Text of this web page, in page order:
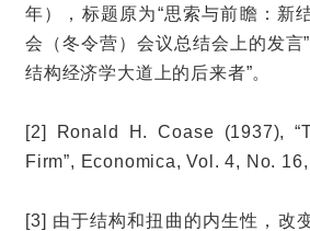
年），标题原为“思索与前瞻：新
会（冬令营）会议总结会上的发言
结构经济学大道上的后来者”。
[2] Ronald H. Coase (1937),
Firm”, Economica, Vol. 4, No.
[3] 由于结构和扭曲的内生性，改